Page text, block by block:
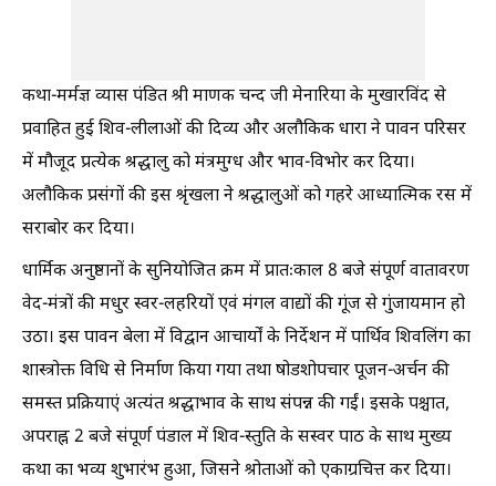
कथा-मर्मज्ञ व्यास पंडित श्री माणक चन्द जी मेनारिया के मुखारविंद से
प्रवाहित हुई शिव-लीलाओं की दिव्य और अलौकिक धारा ने पावन परिसर
में मौजूद प्रत्येक श्रद्धालु को मंत्रमुग्ध और भाव-विभोर कर दिया।
अलौकिक प्रसंगों की इस श्रृंखला ने श्रद्धालुओं को गहरे आध्यात्मिक रस में
सराबोर कर दिया।
धार्मिक अनुष्ठानों के सुनियोजित क्रम में प्रातःकाल 8 बजे संपूर्ण वातावरण
वेद-मंत्रों की मधुर स्वर-लहरियों एवं मंगल वाद्यों की गूंज से गुंजायमान हो
उठा। इस पावन बेला में विद्वान आचार्यों के निर्देशन में पार्थिव शिवलिंग का
शास्त्रोक्त विधि से निर्माण किया गया तथा षोडशोपचार पूजन-अर्चन की
समस्त प्रक्रियाएं अत्यंत श्रद्धाभाव के साथ संपन्न की गईं। इसके पश्चात,
अपराह्न 2 बजे संपूर्ण पंडाल में शिव-स्तुति के सस्वर पाठ के साथ मुख्य
कथा का भव्य शुभारंभ हुआ, जिसने श्रोताओं को एकाग्रचित्त कर दिया।